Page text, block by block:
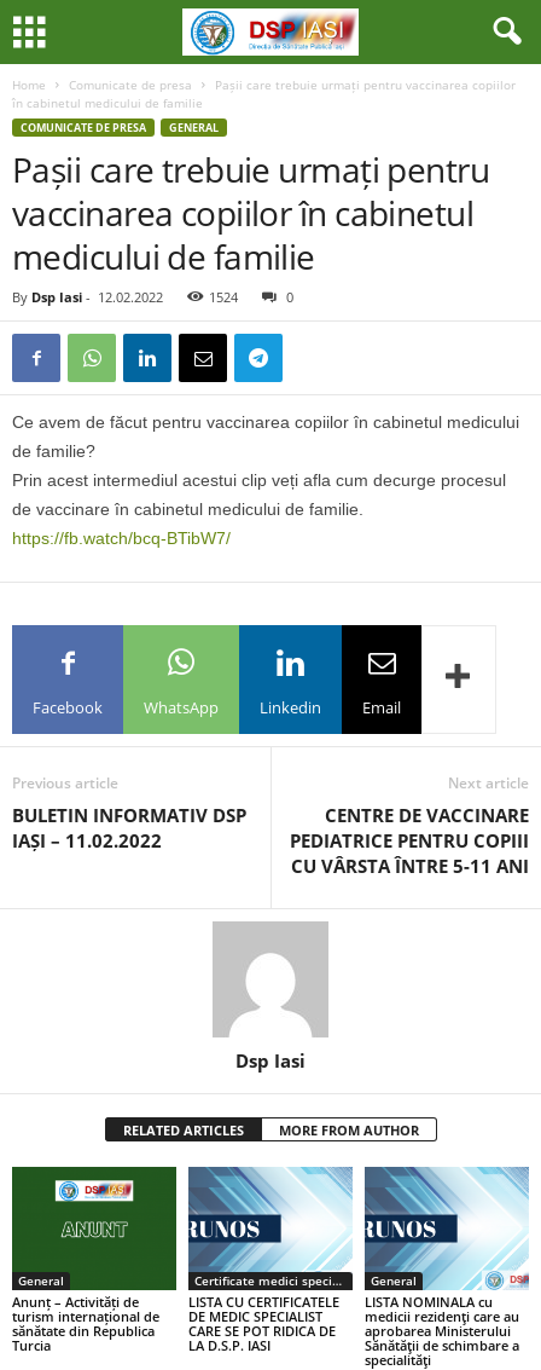
Home Comunicate de presa
Pașii care trebuie urmați pentru vaccinarea copiilor
în cabinetul medicului de familie
COMUNICATE DE PRESA GENERAL
Pașii care trebuie urmați pentru
vaccinarea copiilor în cabinetul
medicului de familie
By Dsp Iasi - 12.02.2022 1524 0
Ce avem de făcut pentru vaccinarea copiilor în cabinetul medicului
de familie?
Prin acest intermediul acestui clip veți afla cum decurge procesul
de vaccinare în cabinetul medicului de familie.
https://fb.watch/bcq-BTibW7/
Facebook WhatsApp Linkedin Email
Previous article
BULETIN INFORMATIV DSP
IAȘI – 11.02.2022
Next article
CENTRE DE VACCINARE
PEDIATRICE PENTRU COPIII
CU VÂRSTA ÎNTRE 5-11 ANI
Dsp Iasi
RELATED ARTICLES MORE FROM AUTHOR
General
Anunț – Activități de
turism internațional de
sănătate din Republica
Turcia
Certificate medici specialiști / primari
LISTA CU CERTIFICATELE
DE MEDIC SPECIALIST
CARE SE POT RIDICA DE
LA D.S.P. IASI
General
LISTA NOMINALA cu
medicii rezidenţi care au
aprobarea Ministerului
Sănătăţii de schimbare a
specialităţi